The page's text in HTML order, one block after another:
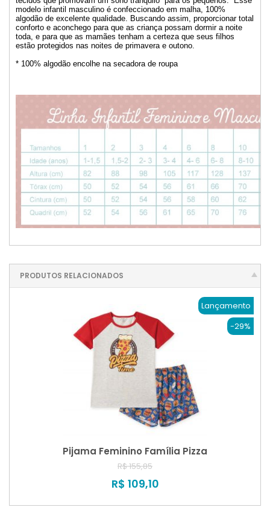
modelo infantil masculino é confeccionado em malha, 100%
algodão de excelente qualidade. Buscando assim, proporcionar total
conforto e aconchego para que as criança possam dormir a noite
toda, e para que as mamães tenham a certeza que seus filhos
estão protegidos nas noites de primavera e outono.
* 100% algodão encolhe na secadora de roupa
PRODUTOS RELACIONADOS
Lançamento
-29%
Pijama Feminino Família Pizza
R$ 155,85
R$ 109,10